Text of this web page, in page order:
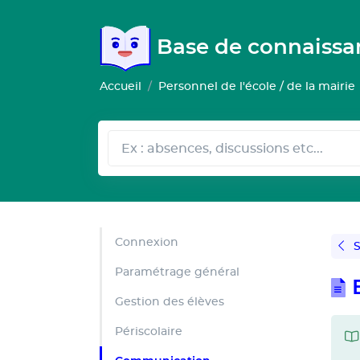
Base de
Accueil Personnel de l'école / de la mairie
Connexion
Paramétrage général
Gestion des élèves
Périscolaire